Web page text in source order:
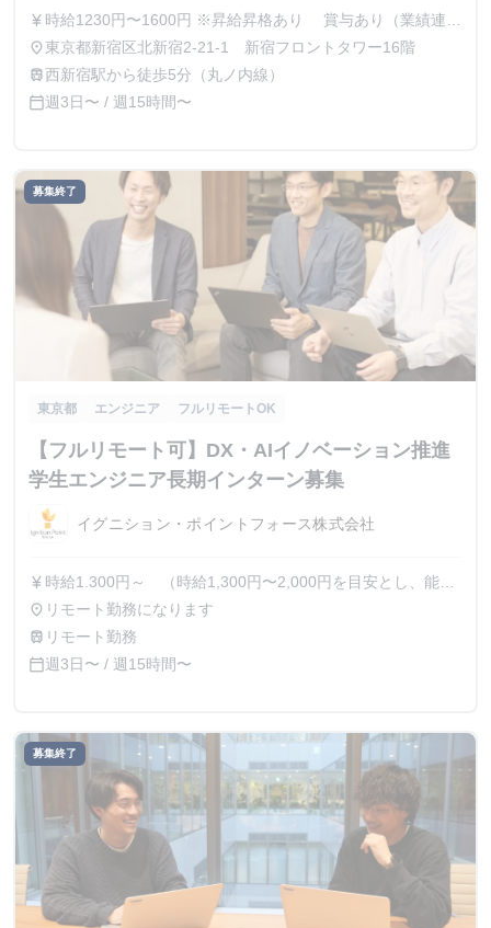
currency_yen 時給1230円〜1600円 ※昇給昇格あり 賞与あり（業績連
動） 社歴に応じて有給休暇の付与あり
place東京都新宿区北新宿2‐21‐1 新宿フロントタワー16階
train西新宿駅から徒歩5分（丸ノ内線）
calendar_today週3日〜 / 週15時間〜
募集終了
東京都 エンジニア フルリモートOK
【フルリモート可】DX・AIイノベーション推進
学生エンジニア長期インターン募集
イグニション・ポイントフォース株式会社
currency_yen 時給1.300円～ （時給1,300円〜2,000円を目安とし、能力
に応じて昇給あり）
place リモート勤務になります
train リモート勤務
calendar_today週3日〜 / 週15時間〜
募集終了